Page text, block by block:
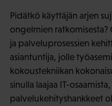
Pidätkö käyttäjän arjen
ongelmien
ja palveluprosessien
asiantuntija, jolle
kokoustekniikan
sinulla laajaa IT-
palvelukehityshankkeet